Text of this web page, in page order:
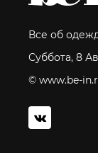
Все об
Суббота, 8
© www.be-